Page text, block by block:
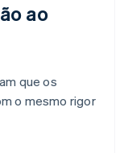
ao
que os
o mesmo rigor